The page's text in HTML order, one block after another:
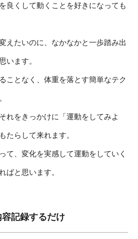
良くして動くことを好きになっても
えたいのに、なかなかと一歩踏み出
います。
ことなく、体重を落とす簡単なテク
れをきっかけに「運動をしてみよ
たらして来れます。
て、変化を実感して運動をしていく
ばと思います。
記録するだけ